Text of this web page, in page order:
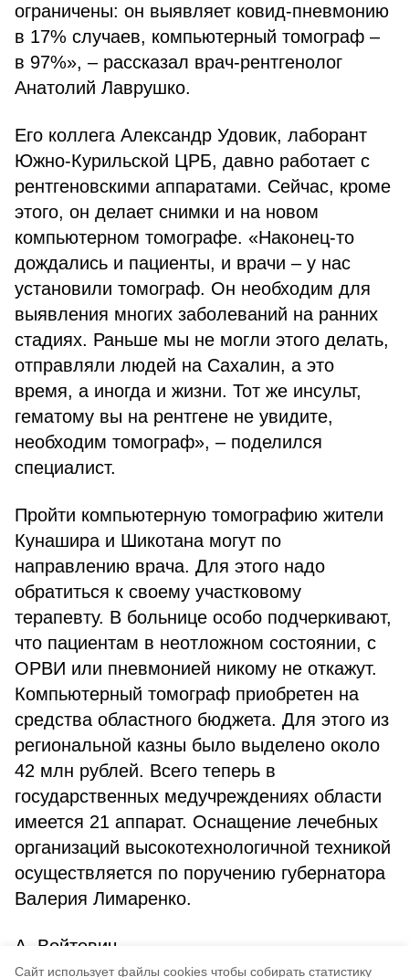
Cайт использует файлы cookies чтобы собирать статистику
ограничены: он выявляет ковид-пневмонию
в 17% случаев, компьютерный томограф –
в 97%», – рассказал врач-рентгенолог
Анатолий Лаврушко.
Его коллега Александр Удовик, лаборант
Южно-Курильской ЦРБ, давно работает с
рентгеновскими аппаратами. Сейчас, кроме
этого, он делает снимки и на новом
компьютерном томографе. «Наконец-то
дождались и пациенты, и врачи – у нас
установили томограф. Он необходим для
выявления многих заболеваний на ранних
стадиях. Раньше мы не могли этого делать,
отправляли людей на Сахалин, а это
время, а иногда и жизни. Тот же инсульт,
гематому вы на рентгене не увидите,
необходим томограф», – поделился
специалист.
Пройти компьютерную томографию жители
Кунашира и Шикотана могут по
направлению врача. Для этого надо
обратиться к своему участковому
терапевту. В больнице особо подчеркивают,
что пациентам в неотложном состоянии, с
ОРВИ или пневмонией никому не откажут.
Компьютерный томограф приобретен на
средства областного бюджета. Для этого из
региональной казны было выделено около
42 млн рублей. Всего теперь в
государственных медучреждениях области
имеется 21 аппарат. Оснащение лечебных
организаций высокотехнологичной техникой
осуществляется по поручению губернатора
Валерия Лимаренко.
А. Войтович